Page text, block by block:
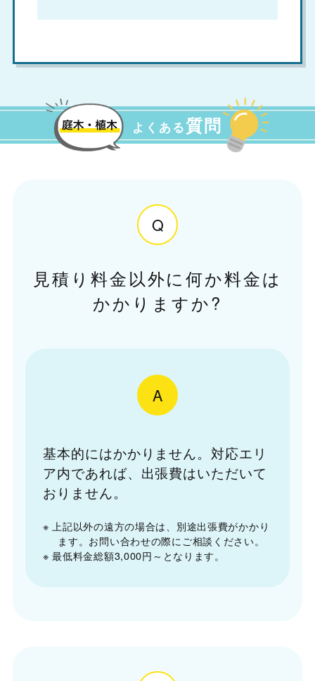
よくある質問
Q
見積り料金以外に何か料金は
かかりますか?
A
基本的にはかかりません。対応エリ
ア内であれば、出張費はいただいて
おりません。
※ 上記以外の遠方の場合は、別途出張費がかかり
ます。お問い合わせの際にご相談ください。
※ 最低料金総額3,000円～となります。